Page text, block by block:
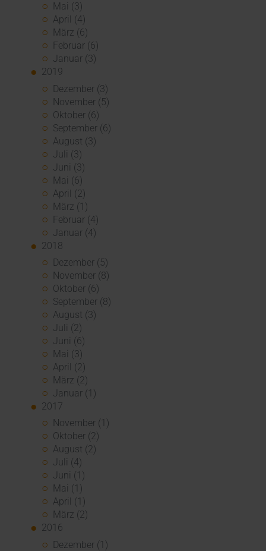
Mai (3)
April (4)
März (6)
Februar (6)
Januar (3)
2019
Dezember (3)
November (5)
Oktober (6)
September (6)
August (3)
Juli (3)
Juni (3)
Mai (6)
April (2)
März (1)
Februar (4)
Januar (4)
2018
Dezember (5)
November (8)
Oktober (6)
September (8)
August (3)
Juli (2)
Juni (6)
Mai (3)
April (2)
März (2)
Januar (1)
2017
November (1)
Oktober (2)
August (2)
Juli (4)
Juni (1)
Mai (1)
April (1)
März (2)
2016
Dezember (1)